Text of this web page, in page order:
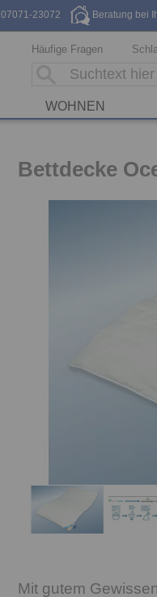
07071-23072 Beratung bei
Häufige Fragen
WOHNEN
Bettdecke
Mit gutem